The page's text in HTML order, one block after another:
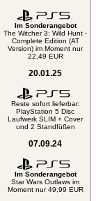
Im Sonderangebot
The Witcher 3: Wild Hunt -
Complete Edition (AT
Version) im Moment nur
22,49 EUR
20.01.25
Reste sofort lieferbar:
PlayStation 5 Disc
Laufwerk SLIM + Cover
und 2 Standfüßen
07.09.24
Im Sonderangebot
Star Wars Outlaws im
Moment nur 49,99 EUR